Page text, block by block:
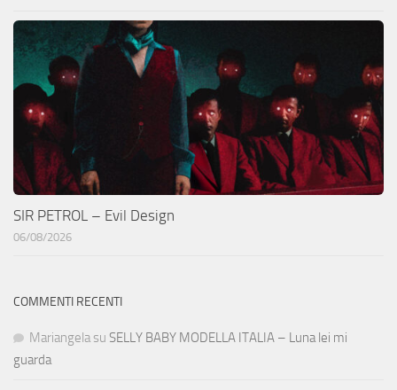
SIR PETROL – Evil Design
06/08/2026
COMMENTI RECENTI
Mariangela su SELLY BABY MODELLA ITALIA – Luna lei mi
guarda